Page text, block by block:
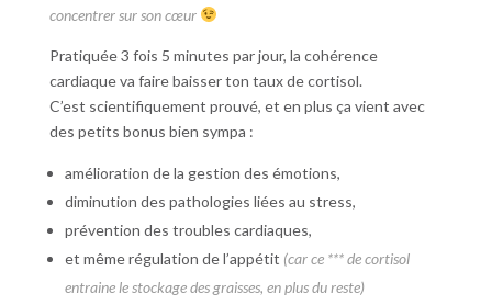
concentrer sur son cœur
Pratiquée 3 fois 5 minutes par jour, la cohérence
cardiaque va faire baisser ton taux de cortisol.
C’est scientifiquement prouvé, et en plus ça vient avec
des petits bonus bien sympa :
amélioration de la gestion des émotions,
diminution des pathologies liées au stress,
prévention des troubles cardiaques,
et même régulation de l’appétit (car ce *** de cortisol
entraine le stockage des graisses, en plus du reste)